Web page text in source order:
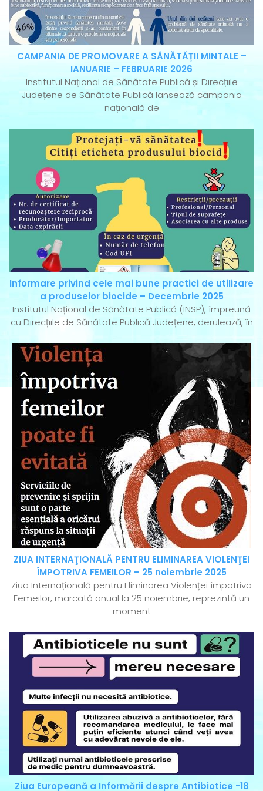
CAMPANIA DE PROMOVARE A SĂNĂTĂȚII MINTALE –
IANUARIE – FEBRUARIE 2026
Institutul Național de Sănătate Publică și Direcțiile
Județene de Sănătate Publică lansează campania
națională de
Informare privind cele mai bune practici de utilizare
a produselor biocide – Decembrie 2025
Institutul Național de Sănătate Publică (INSP), împreună
cu Direcțiile de Sănătate Publică Județene, derulează, în
ZIUA INTERNAŢIONALĂ PENTRU ELIMINAREA VIOLENŢEI
ÎMPOTRIVA FEMEILOR – 25 noiembrie 2025
Ziua Internațională pentru Eliminarea Violenței împotriva
Femeilor, marcată anual la 25 noiembrie, reprezintă un
moment
Ziua Europeană a Informării despre Antibiotice -18